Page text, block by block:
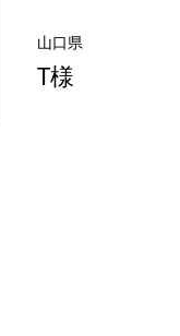
山口県
T様